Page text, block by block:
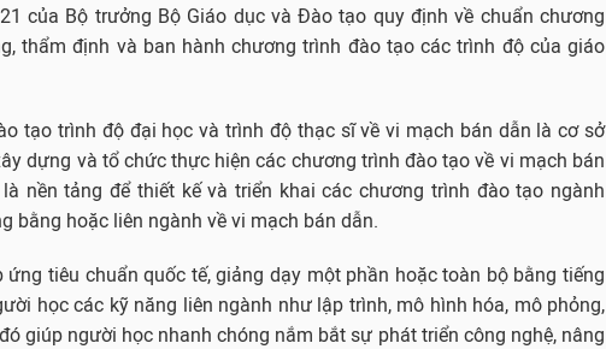
của Bộ trưởng Bộ Giáo dục và Đào tạo quy định về chuẩn chương
thẩm định và ban hành chương trình đào tạo các trình độ của giáo
tạo trình độ đại học và trình độ thạc sĩ về vi mạch bán dẫn là cơ sở
dựng và tổ chức thực hiện các chương trình đào tạo về vi mạch bán
nền tảng để thiết kế và triển khai các chương trình đào tạo ngành
bằng hoặc liên ngành về vi mạch bán dẫn.
ứng tiêu chuẩn quốc tế, giảng dạy một phần hoặc toàn bộ bằng tiếng
học các kỹ năng liên ngành như lập trình, mô hình hóa, mô phỏng,
giúp người học nhanh chóng nắm bắt sự phát triển công nghệ, nâng